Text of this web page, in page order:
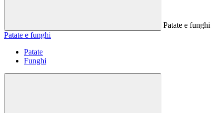
Patate e funghi
Patate e funghi
Patate
Funghi